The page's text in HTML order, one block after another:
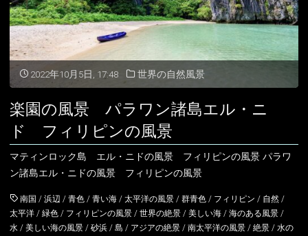
ー
チ
リ
ピ
ン
の
風
2022年10月5日, 17:48 世界の自然風景
楽園の風景 パラワン諸島エル・ニ
ド フィリピンの風景
マティンロック島 エル・ニドの風景 フィリピンの風景 パラワ
ン諸島エル・ニドの風景 フィリピンの風景
南国 /浜辺 /青色 /青い海 /太平洋の風景 /群青色 / フィリピン / 自然 /
太平洋 /緑色 / フィリピンの風景 /世界の絶景 /美しい海 /海のある風景 /
水 /美しい海の風景 /砂浜 /島 / アジアの絶景 /南太平洋の風景 /絶景 /水の